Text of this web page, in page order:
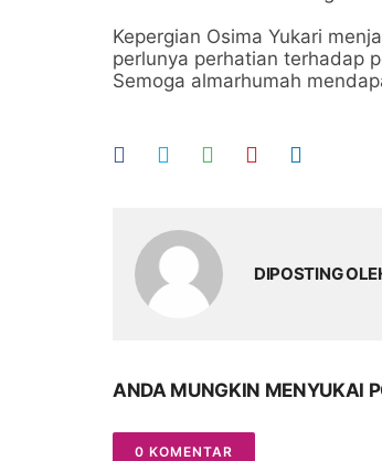
Kepergian Osima Yukari
perlunya perhatian terhadap
Semoga almarhumah
DIPOSTING
ANDA MUNGKIN MENYUKAI
0 KOMENTAR